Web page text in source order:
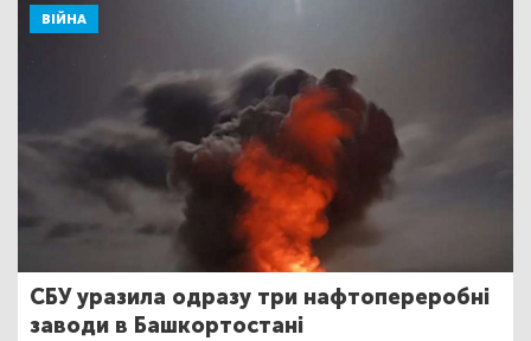
ВІЙНА
СБУ уразила одразу три нафтопереробні
заводи в Башкортостані